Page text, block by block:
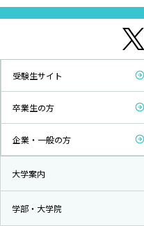
受験生サイト
卒業生の方
企業・一般の方
大学案内
学部・大学院